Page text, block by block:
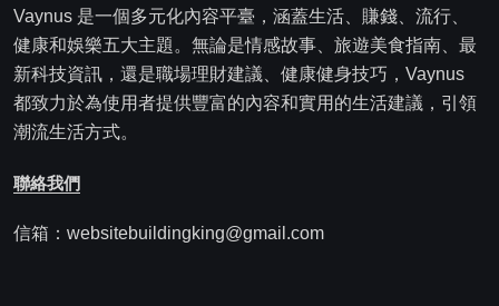
Vaynus 是一個多元化內容平臺，涵蓋生活、賺錢、流行、
健康和娛樂五大主題。無論是情感故事、旅遊美食指南、最
新科技資訊，還是職場理財建議、健康健身技巧，Vaynus
都致力於為使用者提供豐富的內容和實用的生活建議，引領
潮流生活方式。
聯絡我們
信箱：websitebuildingking@gmail.com